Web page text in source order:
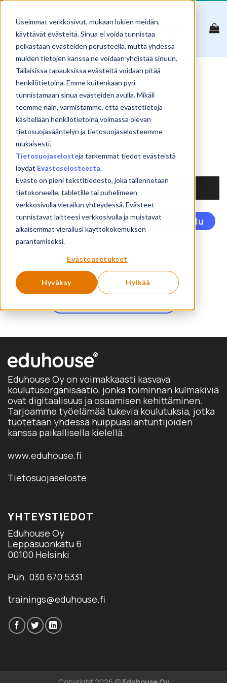
Useimmat verkkosivut, mukaan lukien meidän,
käyttävät evästeitä. Sinua ei voida tunnistaa
pelkästään evästeiden perusteella, mutta yhdessä
muiden tietojen kanssa ne voidaan yhdistää sinuun.
Tällaisissa tapauksissa evästeitä voidaan pitää
henkilötietoina. Emme kuitenkaan pyri
tunnistamaan sinua evästeiden avulla. Mikäli
teemme näin, varmistamme, että evästetietoja
käsitellään henkilötietoina voimassa olevan
tietosuojasääntelyn ja tietosuojaselosteemme
mukaisesti.
Tietosuojaselosteja tarkemmat tiedot evästeistä
löydät Evästeselosteesta.
Eväste on pieni tekstitiedosto, joka tallennetaan
tietokoneelle, tabletille tai puhelimeen
verkkosivulla vierailun yhteydessä. Evästeet
tunnistavat laitteesi verkkosivulla ja muistavat
aikaisemmat vierailusi käyttökokemuksen
parantamiseksi.
Evästeasetukset
Hyväksy Hylkää
Skip
content
Statsmodels
Show
Search:
NIMI
HINTA
Power BI 5
– Python-
visualisoinnit
790€ Ilmoittaudu
Showing 1 to 1 of 1 products
Eduhouse Oy on voimakkaasti kasvava
koulutusorganisaatio, jonka toiminnan kulmakiviä
ovat digitaalisuus ja osaamisen kehittäminen.
Tarjoamme työelämää tukevia koulutuksia, jotka
tuotetaan yhdessä huippuasiantuntijoiden
kanssa paikallisella kielellä.
www.eduhouse.fi
Tietosuojaseloste
YHTEYSTIEDOT
Eduhouse Oy
Leppäsuonkatu 6
00100 Helsinki
Puh. 030 670 5331
trainings@eduhouse.fi